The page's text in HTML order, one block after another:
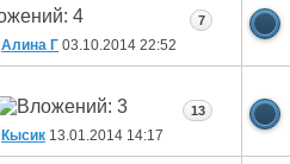
Алина Г 03.10.2014 22:52
7
Кысик 13.01.2014 14:17
13